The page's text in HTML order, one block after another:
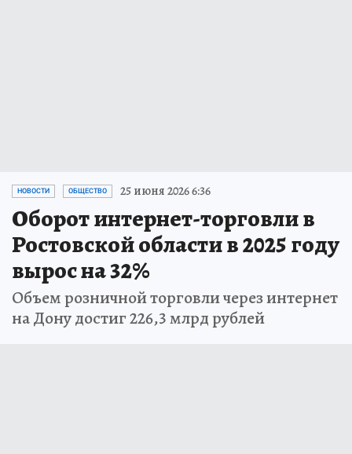
НОВОСТИ ОБЩЕСТВО 25 июня 2026 6:36
Оборот интернет-торговли в
Ростовской области в 2025 году
вырос на 32%
Объем розничной торговли через интернет
на Дону достиг 226,3 млрд рублей